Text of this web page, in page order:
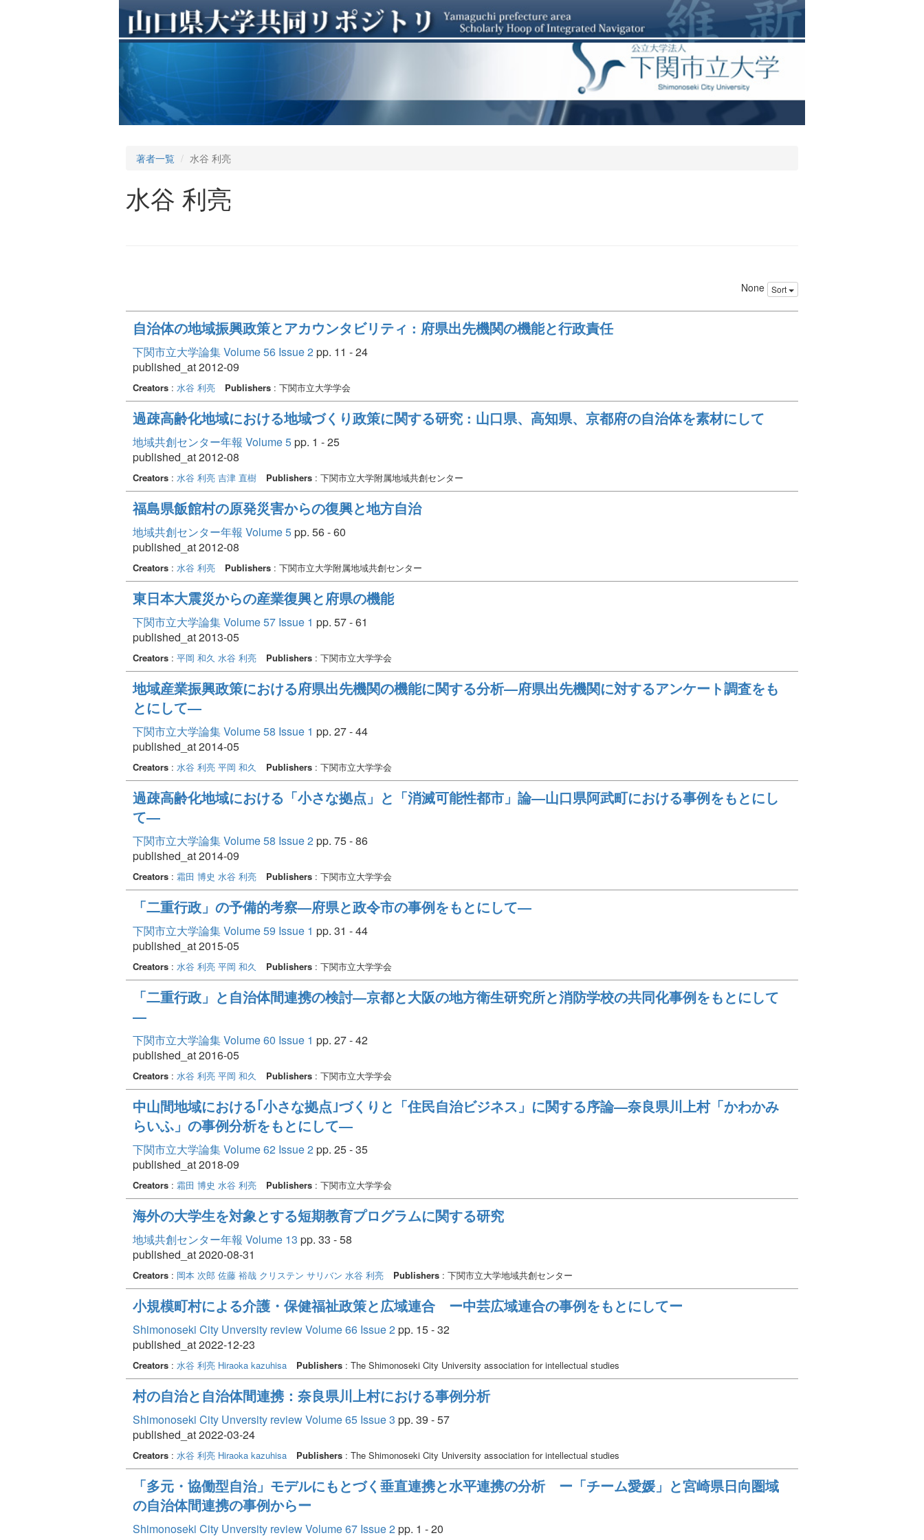
著者一覧 水谷 利亮
水谷 利亮
None Sort
自治体の地域振興政策とアカウンタビリティ : 府県出先機関の機能と行政責任
下関市立大学論集 Volume 56 Issue 2pp. 11 - 24
published_at 2012-09
Creators : 水谷 利亮 Publishers : 下関市立大学学会
過疎高齢化地域における地域づくり政策に関する研究 : 山口県、高知県、京都府の自治体を素材にして
地域共創センター年報 Volume 5pp. 1 - 25
published_at 2012-08
Creators : 水谷 利亮 吉津 直樹 Publishers : 下関市立大学附属地域共創センター
福島県飯館村の原発災害からの復興と地方自治
地域共創センター年報 Volume 5pp. 56 - 60
published_at 2012-08
Creators : 水谷 利亮 Publishers : 下関市立大学附属地域共創センター
東日本大震災からの産業復興と府県の機能
下関市立大学論集 Volume 57 Issue 1 pp. 57 - 61
published_at 2013-05
Creators : 平岡 和久 水谷 利亮 Publishers : 下関市立大学学会
地域産業振興政策における府県出先機関の機能に関する分析―府県出先機関に対するアンケート調査をも
とにして―
下関市立大学論集 Volume 58 Issue 1 pp. 27 - 44
published_at 2014-05
Creators : 水谷 利亮 平岡 和久 Publishers : 下関市立大学学会
過疎高齢化地域における「小さな拠点」と「消滅可能性都市」論―山口県阿武町における事例をもとにし
て―
下関市立大学論集 Volume 58 Issue 2pp. 75 - 86
published_at 2014-09
Creators : 霜田 博史 水谷 利亮 Publishers : 下関市立大学学会
「二重行政」の予備的考察―府県と政令市の事例をもとにして―
下関市立大学論集 Volume 59 Issue 1 pp. 31 - 44
published_at 2015-05
Creators : 水谷 利亮 平岡 和久 Publishers : 下関市立大学学会
「二重行政」と自治体間連携の検討―京都と大阪の地方衛生研究所と消防学校の共同化事例をもとにして
―
下関市立大学論集 Volume 60 Issue 1 pp. 27 - 42
published_at 2016-05
Creators : 水谷 利亮 平岡 和久 Publishers : 下関市立大学学会
中山間地域における｢小さな拠点｣づくりと「住民自治ビジネス」に関する序論―奈良県川上村「かわかみ
らいふ」の事例分析をもとにして―
下関市立大学論集 Volume 62 Issue 2pp. 25 - 35
published_at 2018-09
Creators : 霜田 博史 水谷 利亮 Publishers : 下関市立大学学会
海外の大学生を対象とする短期教育プログラムに関する研究
地域共創センター年報 Volume 13 pp. 33 - 58
published_at 2020-08-31
Creators : 岡本 次郎 佐藤 裕哉 クリステン サリバン 水谷 利亮 Publishers : 下関市立大学地域共創センター
小規模町村による介護・保健福祉政策と広域連合 ー中芸広域連合の事例をもとにしてー
Shimonoseki City Unversity review Volume 66 Issue 2pp. 15 - 32
published_at 2022-12-23
Creators : 水谷 利亮 Hiraoka kazuhisa Publishers : The Shimonoseki City University association for intellectual studies
村の自治と自治体間連携：奈良県川上村における事例分析
Shimonoseki City Unversity review Volume 65 Issue 3 pp. 39 - 57
published_at 2022-03-24
Creators : 水谷 利亮 Hiraoka kazuhisa Publishers : The Shimonoseki City University association for intellectual studies
「多元・協働型自治」モデルにもとづく垂直連携と水平連携の分析 ー「チーム愛媛」と宮崎県日向圏域
の自治体間連携の事例からー
Shimonoseki City Unversity review Volume 67 Issue 2pp. 1 - 20